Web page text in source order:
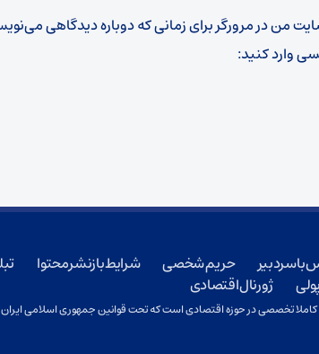
من در مرورگر برای زمانی که دوباره دیدگاهی
وارد کنید:
با سردبیر حریم شخصی شرایط بازنشر محتوا
ژورنال اقتصادی
تخصصی در حوزه اقتصادی است که تحت قوانین جمهوری اسلامی